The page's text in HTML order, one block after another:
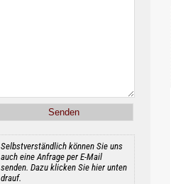
Selbstverständlich können Sie uns
auch eine Anfrage per E-Mail
senden. Dazu klicken Sie hier unten
drauf.